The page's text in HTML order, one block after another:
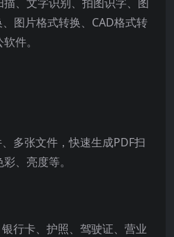
图片格式转换、CAD格式转
件。
多张文件，快速生成PDF扫
、亮度等。
行卡、护照、驾驶证、营业